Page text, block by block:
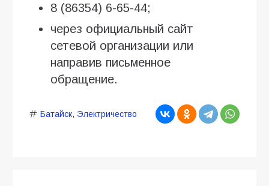
8 (86354) 6-65-44;
через официальный сайт
сетевой организации или
направив письменное
обращение.
Батайск, Электричество